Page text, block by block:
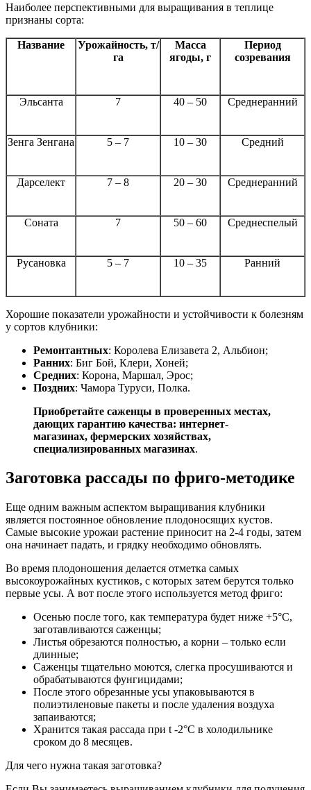
Наиболее перспективными для выращивания в теплице
признаны сорта:
Название
Урожайность, т/
га
Масса
ягоды, г
Период
созревания
Эльсанта 7 40 – 50 Среднеранний
Зенга Зенгана 5 – 7 10 – 30 Средний
Дарселект 7 – 8 20 – 30 Среднеранний
Соната 7 50 – 60 Среднеспелый
Русановка 5 – 7 10 – 35 Ранний
Хорошие показатели урожайности и устойчивости к болезням
у сортов клубники:
Ремонтантных: Королева Елизавета 2, Альбион;
Ранних: Биг Бой, Клери, Хоней;
Средних: Корона, Маршал, Эрос;
Поздних: Чамора Туруси, Полка.
Приобретайте саженцы в проверенных местах,
дающих гарантию качества: интернет-
магазинах, фермерских хозяйствах,
специализированных магазинах.
Заготовка рассады по фриго-методике
Еще одним важным аспектом выращивания клубники
является постоянное обновление плодоносящих кустов.
Самые высокие урожаи растение приносит на 2-4 годы, затем
она начинает падать, и грядку необходимо обновлять.
Во время плодоношения делается отметка самых
высокоурожайных кустиков, с которых затем берутся только
первые усы. А вот после этого используется метод фриго:
Осенью после того, как температура будет ниже +5°С,
заготавливаются саженцы;
Листья обрезаются полностью, а корни – только если
длинные;
Саженцы тщательно моются, слегка просушиваются и
обрабатываются фунгицидами;
После этого обрезанные усы упаковываются в
полиэтиленовые пакеты и после удаления воздуха
запаиваются;
Хранится такая рассада при t -2°С в холодильнике
сроком до 8 месяцев.
Для чего нужна такая заготовка?